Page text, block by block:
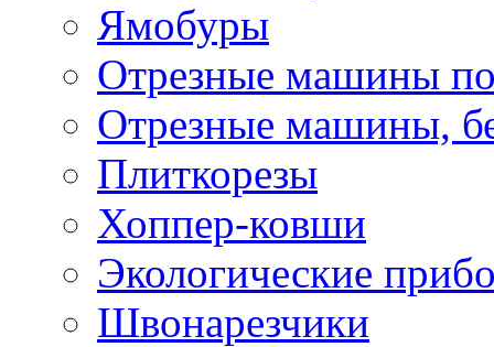
Ямобуры
Отрезные машины
Отрезные машины,
Плиткорезы
Хоппер-ковши
Экологические
Швонарезчики